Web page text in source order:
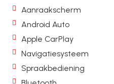
Aanraakscherm
Android Auto
Apple CarPlay
Navigatiesysteem
Spraakbediening